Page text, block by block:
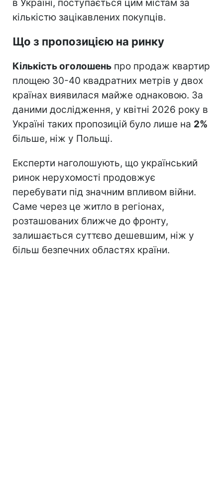
в Україні, поступається цим містам за
кількістю зацікавлених покупців.
Що з пропозицією на ринку
Кількість оголошень про продаж квартир
площею 30-40 квадратних метрів у двох
країнах виявилася майже однаковою. За
даними дослідження, у квітні 2026 року в
Україні таких пропозицій було лише на 2%
більше, ніж у Польщі.
Експерти наголошують, що український
ринок нерухомості продовжує
перебувати під значним впливом війни.
Саме через це житло в регіонах,
розташованих ближче до фронту,
залишається суттєво дешевшим, ніж у
більш безпечних областях країни.